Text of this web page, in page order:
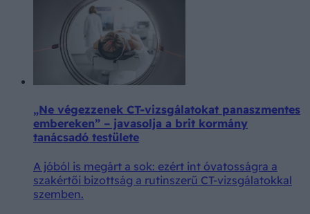
„Ne végezzenek CT-vizsgálatokat panaszmentes
embereken” – javasolja a brit kormány
tanácsadó testülete
A jóból is megárt a sok: ezért int óvatosságra a
szakértői bizottság a rutinszerű CT-vizsgálatokkal
szemben.